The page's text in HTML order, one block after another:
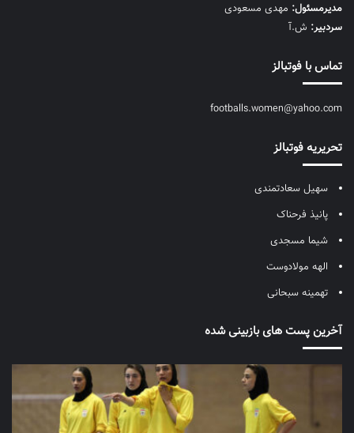
مديرمسئول: مهدی مسعودی
سردبیر: ش.آ
تماس با فوتبالز
footballs.women@yahoo.com
تحریریه فوتبالز
سهیل سعادتمندی
پانیذ فرحناک
شیما مسجدی
الهه مولادوست
تهمینه سبحانی
آخرین پست های بازبینی شده